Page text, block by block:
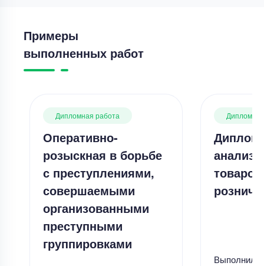
Примеры
выполненных работ
Дипломная работа
Оперативно-
розыскная в борьбе
с преступлениями,
совершаемыми
организованными
преступными
группировками
анализ
Выполнил